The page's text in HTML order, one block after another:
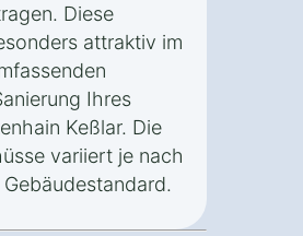
Diese
attraktiv im
Ihres
Keßlar. Die
variiert je nach